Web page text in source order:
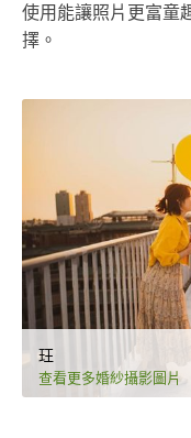
使用能讓照片更富童
擇。
玨
查看更多婚紗攝影圖片